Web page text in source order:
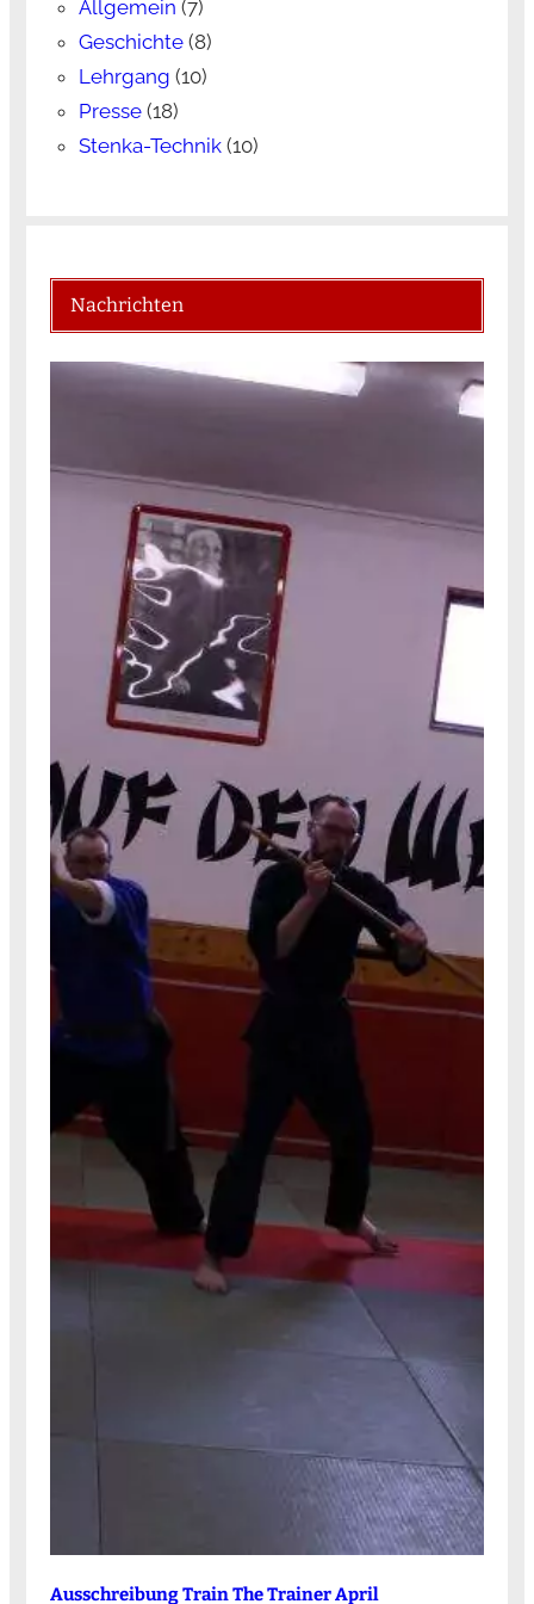
Allgemein (7)
Geschichte(8)
Lehrgang (10)
Presse(18)
Stenka-Technik(10)
Nachrichten
Ausschreibung Train The Trainer April